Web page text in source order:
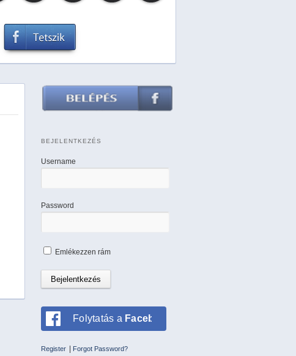
BEJELENTKEZÉS
Username
Password
Emlékezzen rám
Folytatás a Facebookkal
Register Forgot Password?